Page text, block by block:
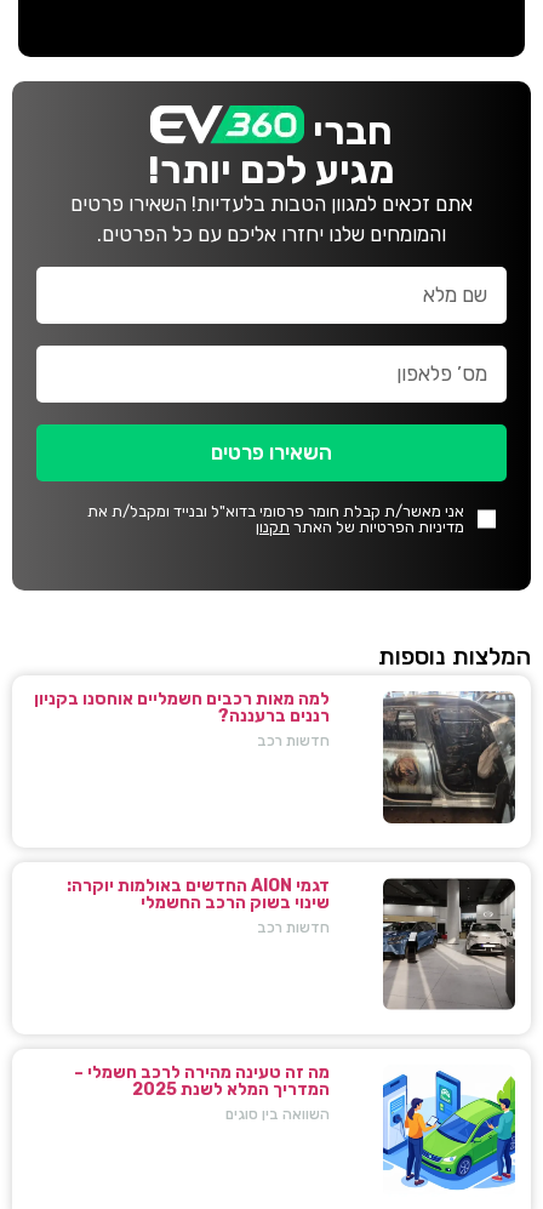
חברי
מגיע לכם יותר!
אתם זכאים למגוון הטבות בלעדיות! השאירו פרטים
והמומחים שלנו יחזרו אליכם עם כל הפרטים.
אני מאשר/ת קבלת חומר פרסומי בדוא"ל ובנייד ומקבל/ת את
מדיניות הפרטיות של האתר תקנון
השאירו פרטים
המלצות נוספות
למה מאות רכבים חשמליים אוחסנו בקניון
רננים ברעננה?
חדשות רכב
דגמי AION החדשים באולמות יוקרה:
שינוי בשוק הרכב החשמלי
חדשות רכב
מה זה טעינה מהירה לרכב חשמלי –
המדריך המלא לשנת 2025
השוואה בין סוגים